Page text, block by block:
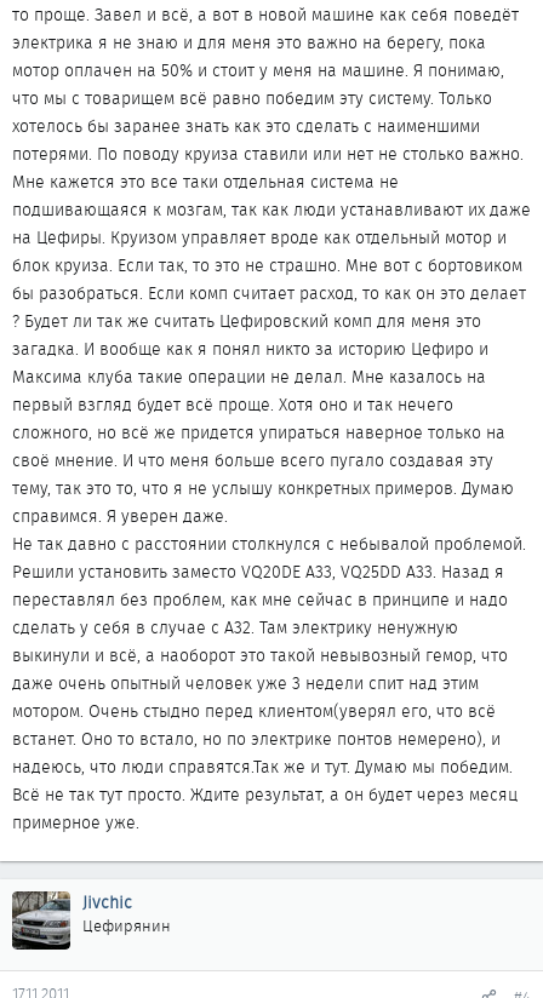
то проще. Завел и всё, а вот в новой машине как себя поведёт
электрика я не знаю и для меня это важно на берегу, пока
мотор оплачен на 50% и стоит у меня на машине. Я понимаю,
что мы с товарищем всё равно победим эту систему. Только
хотелось бы заранее знать как это сделать с наименшими
потерями. По поводу круиза ставили или нет не столько важно.
Мне кажется это все таки отдельная система не
подшивающаяся к мозгам, так как люди устанавливают их даже
на Цефиры. Круизом управляет вроде как отдельный мотор и
блок круиза. Если так, то это не страшно. Мне вот с бортовиком
бы разобраться. Если комп считает расход, то как он это делает
? Будет ли так же считать Цефировский комп для меня это
загадка. И вообще как я понял никто за историю Цефиро и
Максима клуба такие операции не делал. Мне казалось на
первый взгляд будет всё проще. Хотя оно и так нечего
сложного, но всё же придется упираться наверное только на
своё мнение. И что меня больше всего пугало создавая эту
тему, так это то, что я не услышу конкретных примеров. Думаю
справимся. Я уверен даже.
Не так давно с расстоянии столкнулся с небывалой проблемой.
Решили установить заместо VQ20DE A33, VQ25DD A33. Назад я
переставлял без проблем, как мне сейчас в принципе и надо
сделать у себя в случае с А32. Там электрику ненужную
выкинули и всё, а наоборот это такой невывозный гемор, что
даже очень опытный человек уже 3 недели спит над этим
мотором. Очень стыдно перед клиентом(уверял его, что всё
встанет. Оно то встало, но по электрике понтов немерено), и
надеюсь, что люди справятся.Так же и тут. Думаю мы победим.
Всё не так тут просто. Ждите результат, а он будет через месяц
примерное уже.
Jivchic
Цефирянин